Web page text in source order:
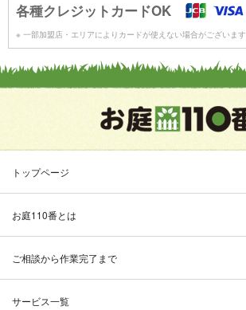
各種クレジットカードOK
※ 一部加盟店・エリアによりカードが使えない場合がございます
トップページ
お庭110番とは
ご相談から作業完了まで
サービス一覧